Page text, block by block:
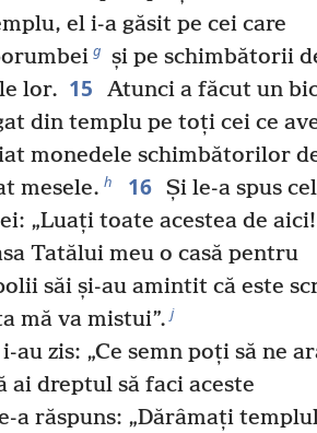
el i-a găsit pe cei care
g și pe schimbătorii
lor. 15
Atunci a făcut un
din templu pe toți cei ce
monedele schimbătorilor
mesele. h 16 Și le-a spus
„Luați toate acestea de
Tatălui meu o casă pentru
săi și-au amintit că este
mă va mistui”. j
au zis: „Ce semn poți să ne
ai dreptul să faci aceste
a răspuns: „Dărâmați